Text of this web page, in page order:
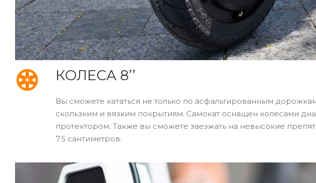
КОЛЕСА 8’’
Вы сможете кататься не только по асфальтированным
скользким и вязким покрытиям. Самокат оснащен колесами
протектором. Также вы сможете заезжать на невысокие
7.5 сантиметров.